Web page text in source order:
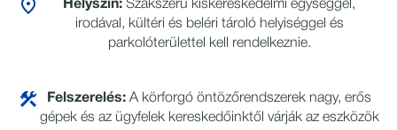
Helyszín: Szakszerű kiskereskedelmi egységgel,
irodával, kültéri és beléri tároló helyiséggel és
parkolóterülettel kell rendelkeznie.
Felszerelés: A körforgó öntözőrendszerek nagy, erős
gépek és az ügyfelek kereskedőinktől várják az eszközök